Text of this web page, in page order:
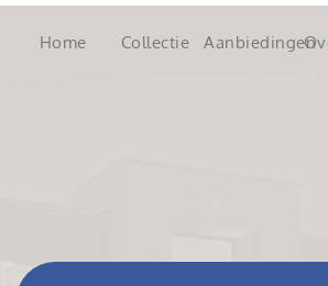
Home Collectie Aanbiedingen